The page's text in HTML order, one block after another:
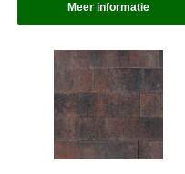
Meer informatie